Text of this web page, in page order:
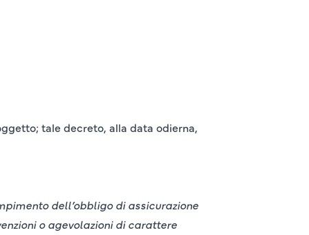
tale decreto, alla data odierna,
dell’obbligo di assicurazione
o agevolazioni di carattere